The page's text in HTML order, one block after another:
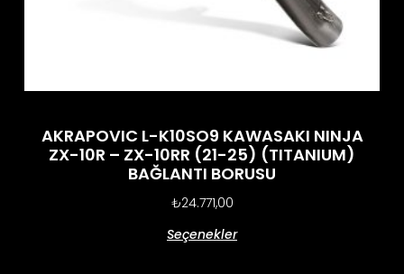
AKRAPOVIC L-K10SO9 KAWASAKI NINJA
ZX-10R – ZX-10RR (21-25) (TITANIUM)
BAĞLANTI BORUSU
₺24.771,00
Seçenekler